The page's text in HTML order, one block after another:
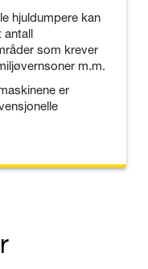
hjuldumpere kan
antall
som krever
m.m.
er